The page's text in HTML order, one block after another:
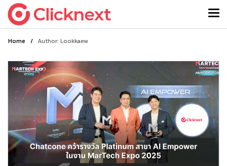
Home / Author: Lookkaew